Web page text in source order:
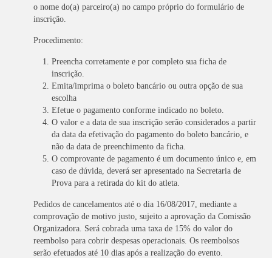
o nome do(a) parceiro(a) no campo próprio do formulário de
inscrição.
Procedimento:
Preencha corretamente e por completo sua ficha de
inscrição.
Emita/imprima o boleto bancário ou outra opção de sua
escolha
Efetue o pagamento conforme indicado no boleto.
O valor e a data de sua inscrição serão considerados a partir
da data da efetivação do pagamento do boleto bancário, e
não da data de preenchimento da ficha.
O comprovante de pagamento é um documento único e, em
caso de dúvida, deverá ser apresentado na Secretaria de
Prova para a retirada do kit do atleta.
Pedidos de cancelamentos até o dia 16/08/2017, mediante a
comprovação de motivo justo, sujeito a aprovação da Comissão
Organizadora. Será cobrada uma taxa de 15% do valor do
reembolso para cobrir despesas operacionais. Os reembolsos
serão efetuados até 10 dias após a realização do evento.